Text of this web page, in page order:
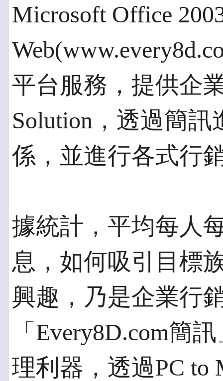
Microsoft Office
平台服務，提供企
Solution，透過簡
係，並進行各式行
據統計，平均每人
息，如何吸引目標
興趣，乃是企業行
「Every8D.com簡
理利器，透過PC to